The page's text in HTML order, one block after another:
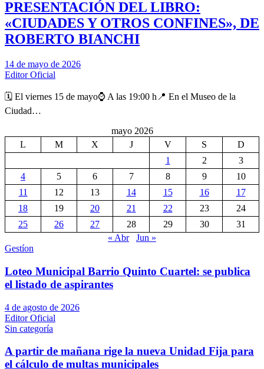
PRESENTACIÓN DEL LIBRO:
«CIUDADES Y OTROS CONFINES», DE
ROBERTO BIANCHI
14 de mayo de 2026
Editor Oficial
🗓️ El viernes 15 de mayo⌚ A las 19:00 h📍 En el Museo de la
Ciudad…
mayo 2026
L
M X J V S
D
1
2
3
4
5 6 7 8 9
10
11
12 13 14 15 16
17
18
19 20 21 22 23
24
25
26 27 28 29 30
31
« Abr
Jun »
Gestíon
Loteo Municipal Barrio Quinto Cuartel: se publica
el listado de aspirantes
4 de agosto de 2026
Editor Oficial
Sin categoría
A partir de mañana rige la nueva Unidad Fija para
el cálculo de multas municipales